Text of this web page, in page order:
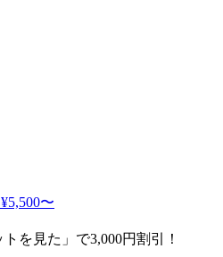
〜
を見た」で3,000円割引！